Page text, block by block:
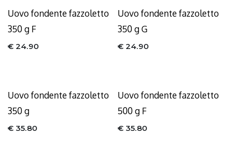
Uovo fondente fazzoletto
350 g F
€ 24.90
Uovo fondente fazzoletto
350 g G
€ 24.90
Uovo fondente fazzoletto
350 g
€ 35.80
Uovo fondente fazzoletto
500 g F
€ 35.80